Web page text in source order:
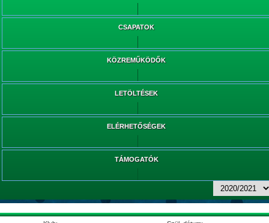
CSAPATOK
KÖZREMŰKÖDŐK
LETÖLTÉSEK
ELÉRHETŐSÉGEK
TÁMOGATÓK